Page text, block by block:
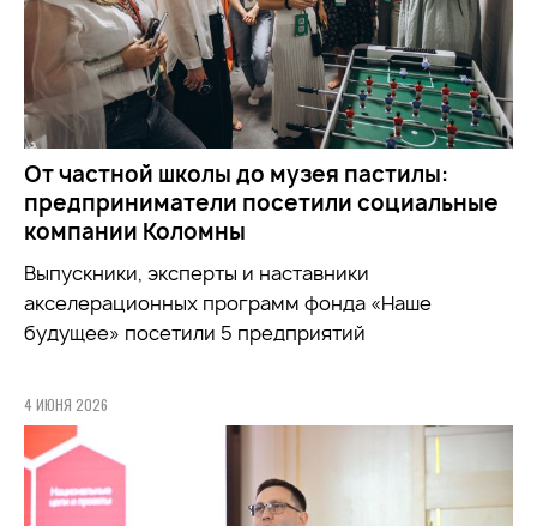
От частной школы до музея пастилы:
предприниматели посетили социальные
компании Коломны
Выпускники, эксперты и наставники
акселерационных программ фонда «Наше
будущее» посетили 5 предприятий
4 ИЮНЯ 2026